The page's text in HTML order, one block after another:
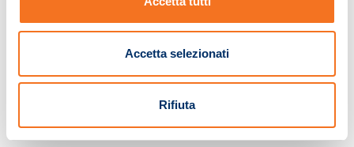
Accetta selezionati
Rifiuta